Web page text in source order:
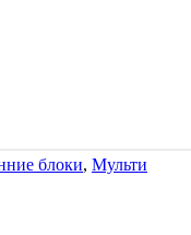
блоки, Мульти